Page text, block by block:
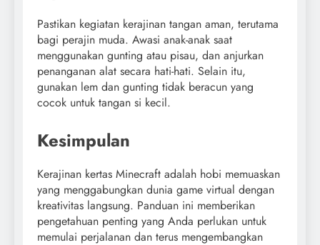
Pastikan kegiatan kerajinan tangan aman, terutama
bagi perajin muda. Awasi anak-anak saat
menggunakan gunting atau pisau, dan anjurkan
penanganan alat secara hati-hati. Selain itu,
gunakan lem dan gunting tidak beracun yang
cocok untuk tangan si kecil.
Kesimpulan
Kerajinan kertas Minecraft adalah hobi memuaskan
yang menggabungkan dunia game virtual dengan
kreativitas langsung. Panduan ini memberikan
pengetahuan penting yang Anda perlukan untuk
memulai perjalanan dan terus mengembangkan